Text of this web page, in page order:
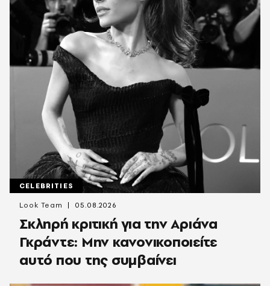
CELEBRITIES
Σκληρή κριτική για την Αριάνα
Γκράντε: Μην κανονικοποιείτε
αυτό που της συμβαίνει
Look Team 05.08.2026